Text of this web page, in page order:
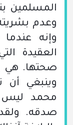
المسلمين
وعدم
وإنه
العقيدة
صحتها. هي
وينبغي أن
محمد ليس
صدقه. ولقد